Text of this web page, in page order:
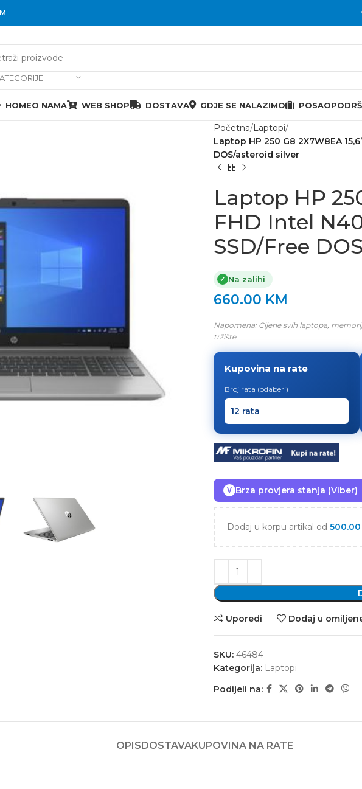
HOMEO NAMA WEB SHOP DOSTAVA GDJE SE NALAZIMO POSAO
Početna Laptopi
Laptop HP 250 G8 2X7W8EA
DOS/asteroid silver
Laptop HP
FHD Intel
SSD/Free
✓ Na zalihi
660.00 KM
Napomena: Cijene svih laptopa,
tržište
Kupovina na rate
Broj rata (odaberi)
V Brza provjera stanja (Viber)
Dodaj u korpu artikal od 500.00
Uporedi Dodaj u
SKU: 46484
Kategorija: Laptopi
Podijeli na:
OPISDOSTAVAKUPOVINA NA RATE